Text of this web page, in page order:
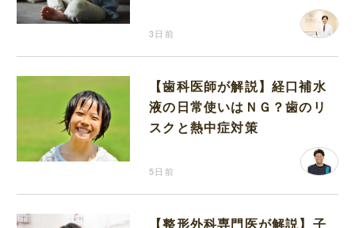
3日前
【歯科医師が解説】経口補水
液の日常使いはＮＧ？歯のリ
スクと熱中症対策
5日前
【整形外科専門医が解説】子